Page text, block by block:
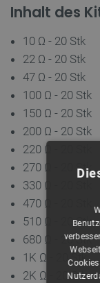
Inhalt des
10 Ω - 20 Stk
22 Ω - 20 Stk
47 Ω - 20 Stk
100 Ω - 20 Stk
150 Ω - 20 Stk
200 Ω - 20 Stk
220 Ω - 20 Stk
270 Ω - 20 Stk
330 Ω - 20 Stk
470 Ω - 20 Stk
510 Ω - 20 Stk
680 Ω - 20 Stk
1K Ω - 20 Stk
2K Ω - 20 Stk